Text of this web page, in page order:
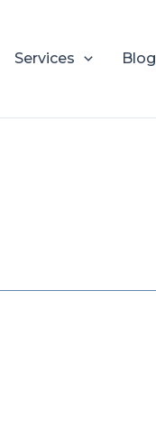
Services Blog